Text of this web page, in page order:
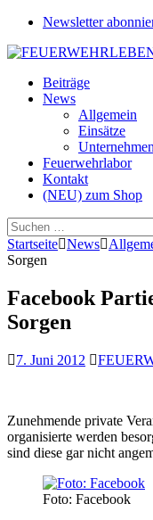
Newsletter
Beiträge
News
Allgemein
Einsätze
Unternehmen
Feuerwehrlabor
Kontakt
(NEU) zum Shop
Suchen
nach:
Startseite News
Sorgen
Facebook
Sorgen
7. Juni 2012
Zunehmende private
organisierte werden
sind diese gar nicht
Foto: Facebook